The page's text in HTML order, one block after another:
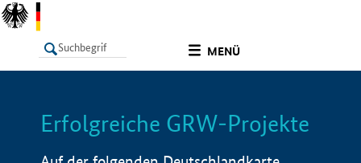
MENÜ
LISTE Info
Erfolgreiche GRW-Projekte